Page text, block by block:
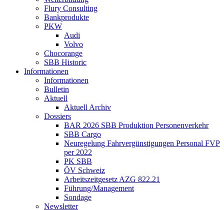
Flury Consulting
Bankprodukte
PKW
Audi
Volvo
Chocorange
SBB Historic
Informationen
Informationen
Bulletin
Aktuell
Aktuell Archiv
Dossiers
BAR 2026 SBB Produktion Personenverkehr
SBB Cargo
Neuregelung Fahrvergünstigungen Personal FVP
per 2022
PK SBB
ÖV Schweiz
Arbeitszeitgesetz AZG 822.21
Führung/Management
Sondage
Newsletter